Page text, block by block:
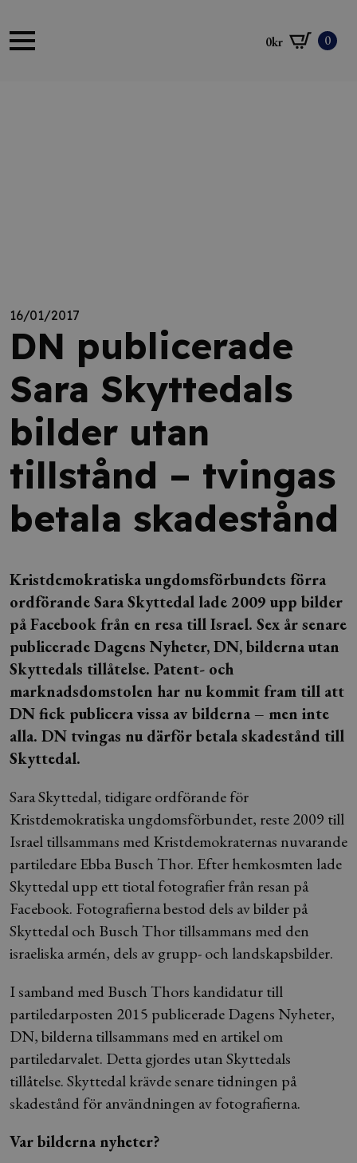
0kr 0
16/01/2017
DN publicerade
Sara Skyttedals
bilder utan
tillstånd – tvingas
betala skadestånd
Kristdemokratiska ungdomsförbundets förra
ordförande Sara Skyttedal lade 2009 upp bilder
på Facebook från en resa till Israel. Sex år senare
publicerade Dagens Nyheter, DN, bilderna utan
Skyttedals tillåtelse. Patent- och
marknadsdomstolen har nu kommit fram till att
DN fick publicera vissa av bilderna – men inte
alla. DN tvingas nu därför betala skadestånd till
Skyttedal.
Sara Skyttedal, tidigare ordförande för
Kristdemokratiska ungdomsförbundet, reste 2009 till
Israel tillsammans med Kristdemokraternas nuvarande
partiledare Ebba Busch Thor. Efter hemkosmten lade
Skyttedal upp ett tiotal fotografier från resan på
Facebook. Fotografierna bestod dels av bilder på
Skyttedal och Busch Thor tillsammans med den
israeliska armén, dels av grupp- och landskapsbilder.
I samband med Busch Thors kandidatur till
partiledarposten 2015 publicerade Dagens Nyheter,
DN, bilderna tillsammans med en artikel om
partiledarvalet. Detta gjordes utan Skyttedals
tillåtelse. Skyttedal krävde senare tidningen på
skadestånd för användningen av fotografierna.
Var bilderna nyheter?